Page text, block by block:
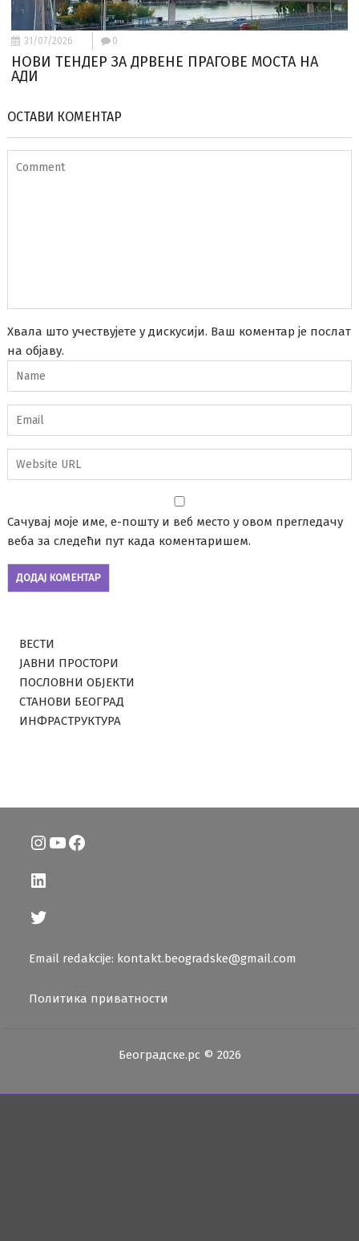
31/07/2026 0
НОВИ ТЕНДЕР ЗА ДРВЕНЕ ПРАГОВЕ МОСТА НА
АДИ
ОСТАВИ КОМЕНТАР
Хвала што учествујете у дискусији. Ваш коментар је послат
на објаву.
Сачувај моје име, е-пошту и веб место у овом прегледачу
веба за следећи пут када коментаришем.
ВЕСТИ
ЈАВНИ ПРОСТОРИ
ПОСЛОВНИ ОБЈЕКТИ
СТАНОВИ БЕОГРАД
ИНФРАСТРУКТУРА
Instagram
YouTube
Facebook
LinkedIn
Twitter
Email redakcije: kontakt.beogradske@gmail.com
Политика приватности
Београдске.рс © 2026